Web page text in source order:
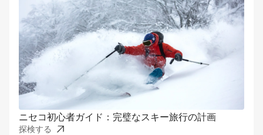
ニセコ初心者ガイド：完璧なスキー旅行の計画
探検する